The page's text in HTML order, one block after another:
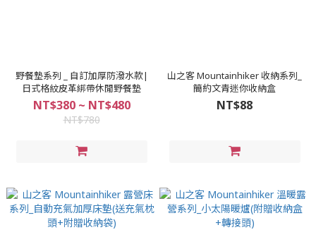
野餐墊系列 _ 自訂加厚防潑水款|
日式格紋皮革綁帶休閒野餐墊
NT$380 ~ NT$480
NT$780
山之客 Mountainhiker 收納系列_
簡約文青迷你收納盒
NT$88